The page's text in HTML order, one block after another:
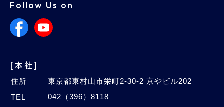
Follow Us on
[本社]
住所
東京都東村山市栄町2-30-2 京やビル202
TEL
042（396）8118